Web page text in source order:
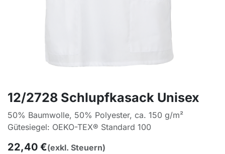
12/2728 Schlupfkasack Unisex
50% Baumwolle, 50% Polyester, ca. 150 g/m²
Gütesiegel: OEKO-TEX® Standard 100
22,40 €(exkl. Steuern)